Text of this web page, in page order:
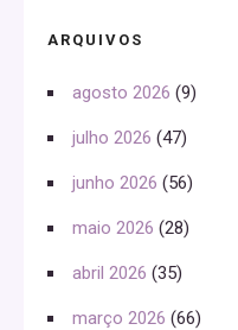
ARQUIVOS
agosto 2026 (9)
julho 2026 (47)
junho 2026 (56)
maio 2026 (28)
abril 2026 (35)
março 2026 (66)